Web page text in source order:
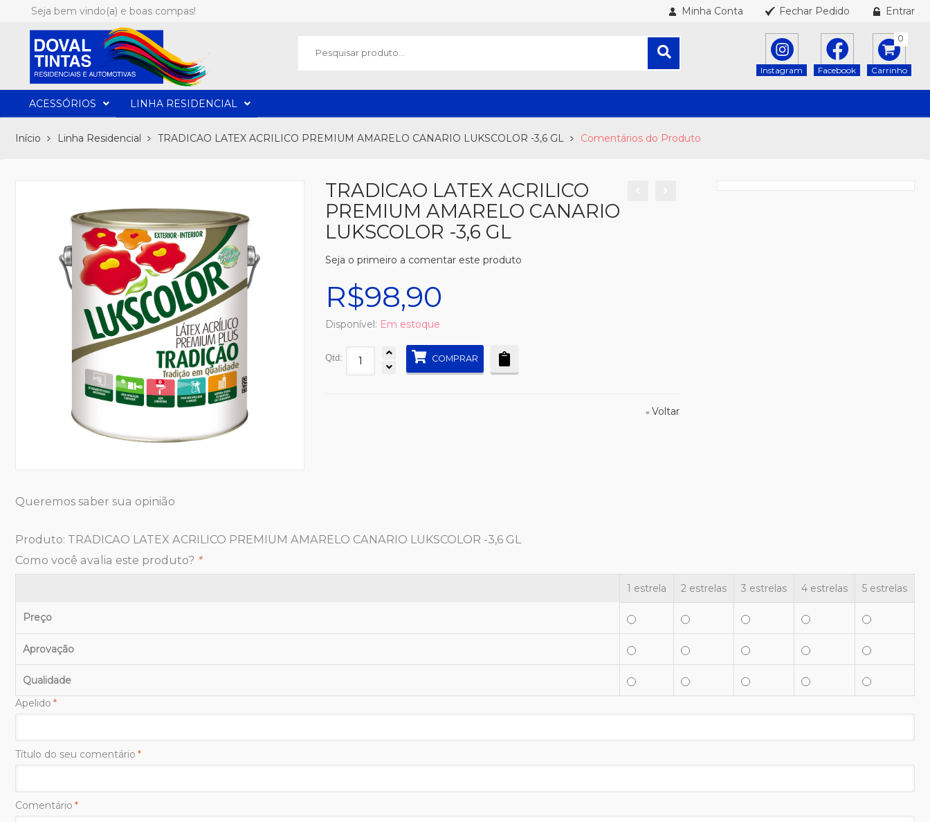
Seja bem vindo(a) e boas compas! Minha Conta Fechar Pedido Entrar
Carrinho
0
Facebook
Instagram
ACESSÓRIOS LINHA RESIDENCIAL
Início Linha Residencial TRADICAO LATEX ACRILICO PREMIUM AMARELO CANARIO LUKSCOLOR -3,6 GL Comentários do Produto
TRADICAO LATEX ACRILICO
PREMIUM AMARELO CANARIO
LUKSCOLOR -3,6 GL
Seja o primeiro a comentar este produto
R$98,90
Disponível: Em estoque
Qtd: COMPRAR
« Voltar
Queremos saber sua opinião
Produto: TRADICAO LATEX ACRILICO PREMIUM AMARELO CANARIO LUKSCOLOR -3,6 GL
Como você avalia este produto? *
1 estrela 2 estrelas 3 estrelas 4 estrelas 5 estrelas
Preço
Aprovação
Qualidade
*
Apelido
*
Título do seu comentário
*
Comentário